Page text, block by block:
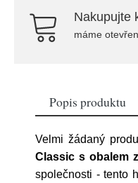
Nakupujte
máme
Popis produktu
Velmi žádaný
Classic s obalem
společnosti - tento